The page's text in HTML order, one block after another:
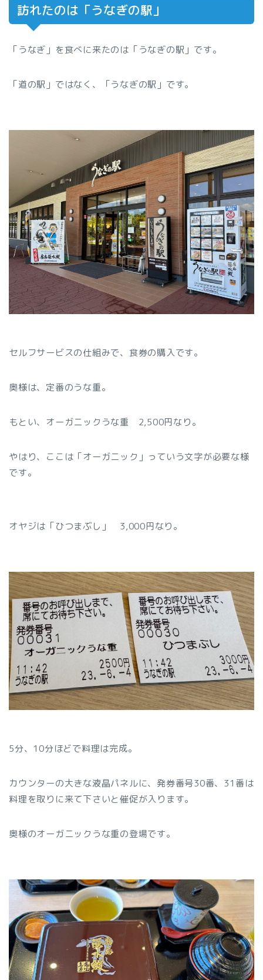
訪れたのは「うなぎの駅」
「うなぎ」を食べに来たのは「うなぎの駅」です。
「道の駅」ではなく、「うなぎの駅」です。
セルフサービスの仕組みで、食券の購入です。
奥様は、定番のうな重。
もとい、オーガニックうな重 2,500円なり。
やはり、ここは「オーガニック」っていう文字が必要な様
です。
オヤジは「ひつまぶし」 3,000円なり。
5分、10分ほどで料理は完成。
カウンターの大きな液晶パネルに、発券番号30番、31番は
料理を取りに来て下さいと催促が入ります。
奥様のオーガニックうな重の登場です。